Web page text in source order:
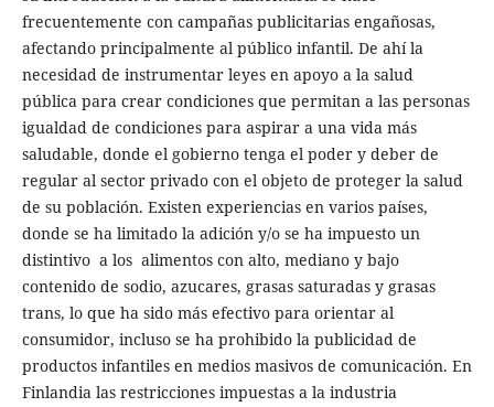
frecuentemente con campañas publicitarias engañosas,
afectando principalmente al público infantil. De ahí la
necesidad de instrumentar leyes en apoyo a la salud
pública para crear condiciones que permitan a las personas
igualdad de condiciones para aspirar a una vida más
saludable, donde el gobierno tenga el poder y deber de
regular al sector privado con el objeto de proteger la salud
de su población. Existen experiencias en varios países,
donde se ha limitado la adición y/o se ha impuesto un
distintivo a los alimentos con alto, mediano y bajo
contenido de sodio, azucares, grasas saturadas y grasas
trans, lo que ha sido más efectivo para orientar al
consumidor, incluso se ha prohibido la publicidad de
productos infantiles en medios masivos de comunicación. En
Finlandia las restricciones impuestas a la industria